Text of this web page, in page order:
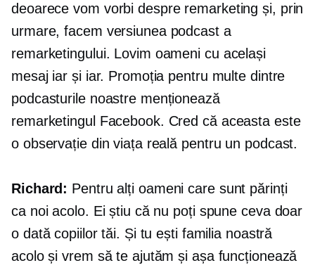
deoarece vom vorbi despre remarketing și, prin
urmare, facem versiunea podcast a
remarketingului. Lovim oameni cu același
mesaj iar și iar. Promoția pentru multe dintre
podcasturile noastre menționează
remarketingul Facebook. Cred că aceasta este
o observație din viața reală pentru un podcast.
Richard: Pentru alți oameni care sunt părinți
ca noi acolo. Ei știu că nu poți spune ceva doar
o dată copiilor tăi. Și tu ești familia noastră
acolo și vrem să te ajutăm și așa funcționează